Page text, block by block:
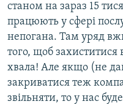
станом на зараз 15
працюють у сфері
непогана. Там уряд
того, щоб захиститися
хвала! Але якщо (не
закриватися теж
звільняти, то у нас